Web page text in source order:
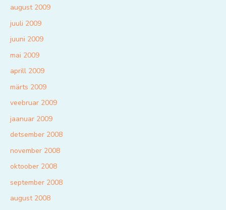
august 2009
juuli 2009
juuni 2009
mai 2009
aprill 2009
märts 2009
veebruar 2009
jaanuar 2009
detsember 2008
november 2008
oktoober 2008
september 2008
august 2008